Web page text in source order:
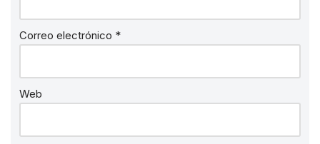
Correo electrónico *
Web